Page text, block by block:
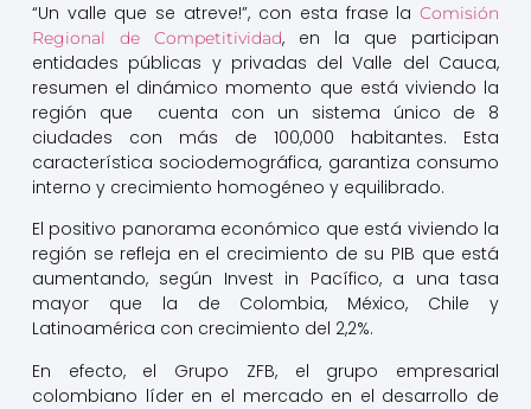
“Un valle que se atreve!”, con esta frase laComisión
Regional de Competitividad, en la que participan
entidades públicas y privadas del Valle del Cauca,
resumen el dinámico momento que está viviendo la
región que cuenta con un sistema único de 8
ciudades con más de 100,000 habitantes. Esta
característica sociodemográfica, garantiza consumo
interno y crecimiento homogéneo y equilibrado.
El positivo panorama económico que está viviendo la
región se refleja en el crecimiento de su PIB que está
aumentando, según Invest in Pacífico, a una tasa
mayor que la de Colombia, México, Chile y
Latinoamérica con crecimiento del 2,2%.
En efecto, el Grupo ZFB, el grupo empresarial
colombiano líder en el mercado en el desarrollo de